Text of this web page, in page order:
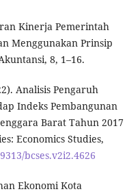
Kinerja Pemerintah
Menggunakan Prinsip
8, 1–16.
Analisis Pengaruh
Indeks Pembangunan
Barat Tahun 2017
Economics Studies,
bcses.v2i2.4626
Ekonomi Kota